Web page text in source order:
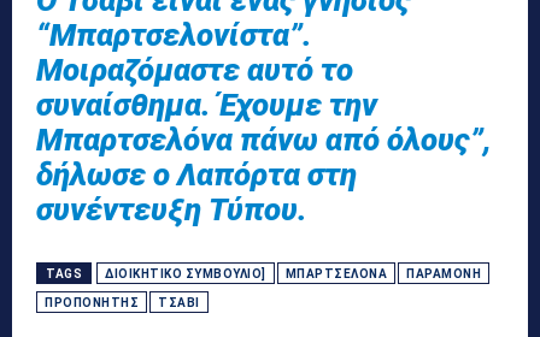
“Μπαρτσελονίστα”.
Μοιραζόμαστε αυτό το
συναίσθημα. Έχουμε την
Μπαρτσελόνα πάνω από όλους”,
δήλωσε ο Λαπόρτα στη
συνέντευξη Τύπου.
TAGS ΔΙΟΙΚΗΤΙΚΌ ΣΥΜΒΟΎΛΙΟ] ΜΠΑΡΤΣΕΛΌΝΑ ΠΑΡΑΜΟΝΉ
ΠΡΟΠΟΝΗΤΉΣ ΤΣΆΒΙ